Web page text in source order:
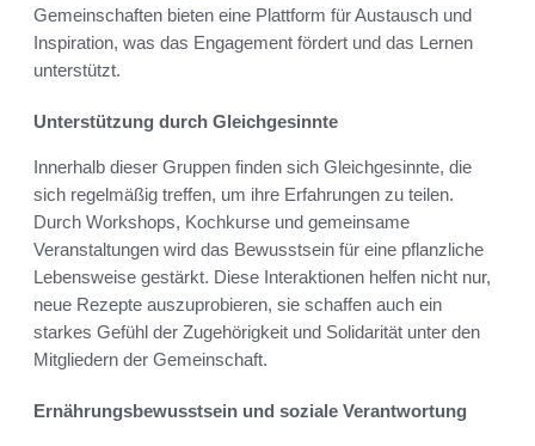
Gemeinschaften bieten eine Plattform für Austausch und
Inspiration, was das Engagement fördert und das Lernen
unterstützt.
Unterstützung durch Gleichgesinnte
Innerhalb dieser Gruppen finden sich Gleichgesinnte, die
sich regelmäßig treffen, um ihre Erfahrungen zu teilen.
Durch Workshops, Kochkurse und gemeinsame
Veranstaltungen wird das Bewusstsein für eine pflanzliche
Lebensweise gestärkt. Diese Interaktionen helfen nicht nur,
neue Rezepte auszuprobieren, sie schaffen auch ein
starkes Gefühl der Zugehörigkeit und Solidarität unter den
Mitgliedern der Gemeinschaft.
Ernährungsbewusstsein und soziale Verantwortung